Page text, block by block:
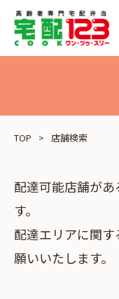
TOP 店舗検索
配達可能店舗が
す。
配達エリアに関
願いいたします。